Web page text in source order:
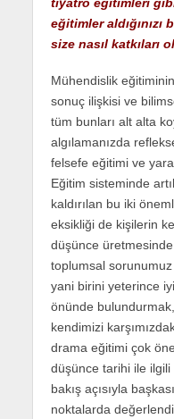
tiyatro eğitimleri
eğitimler
size nasıl katkıları
Mühendislik
sonuç ilişkisi ve
tüm bunları alt alta
algılamanızda
felsefe eğitimi ve
Eğitim sisteminde
kaldırılan bu iki
eksikliği de kişilerin
düşünce
toplumsal
yani birini yeterince
önünde
kendimizi
drama eğitimi çok
düşünce tarihi ile
bakış açısıyla
noktalarda